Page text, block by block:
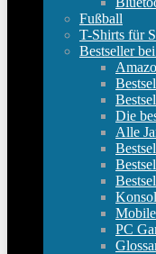
Fußball
T-Shirts für
Bestseller
Die
Alle
PC